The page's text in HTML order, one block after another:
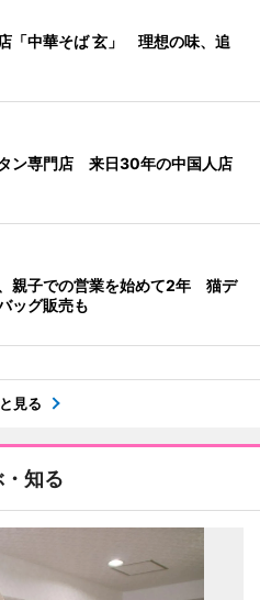
「中華そば 玄」 理想の味、追
ン専門店 来日30年の中国人店
親子での営業を始めて2年 猫デ
ッグ販売も
見る
知る